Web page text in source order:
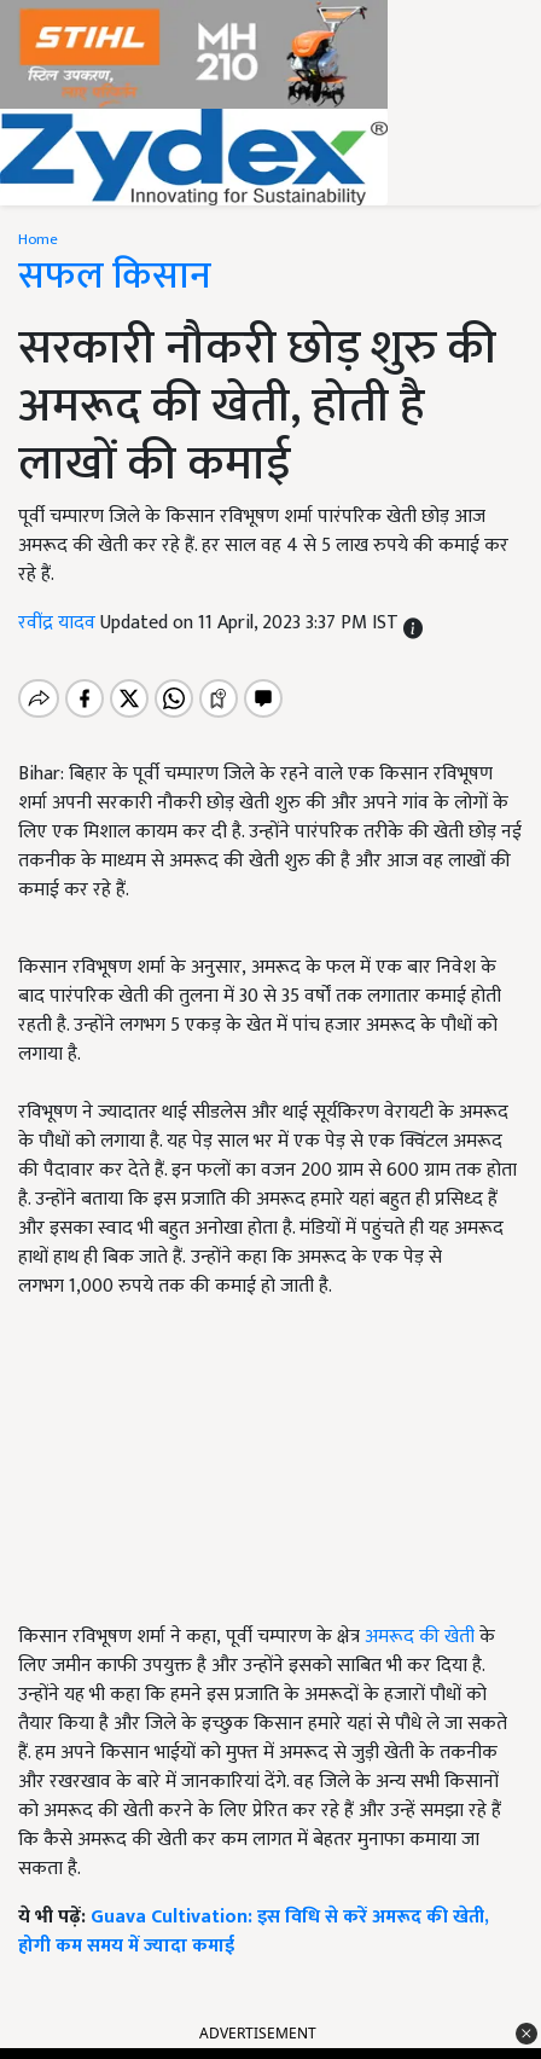
Home
सफल किसान
सरकारी नौकरी छोड़ शुरु की
अमरूद की खेती, होती है
लाखों की कमाई
पूर्वी चम्पारण जिले के किसान रविभूषण शर्मा पारंपरिक खेती छोड़ आज
अमरूद की खेती कर रहे हैं. हर साल वह 4 से 5 लाख रुपये की कमाई कर
रहे हैं.
रवींद्र यादवUpdated on 11 April, 2023 3:37 PM IST
Bihar:बिहार के पूर्वी चम्पारण जिले के रहने वाले एक किसान रविभूषण
शर्मा अपनी सरकारी नौकरी छोड़ खेती शुरु की और अपने गांव के लोगों के
लिए एक मिशाल कायम कर दी है. उन्होंने पारंपरिक तरीके की खेती छोड़ नई
तकनीक के माध्यम से अमरूद की खेती शुरु की है और आज वह लाखों की
कमाई कर रहे हैं.
किसान रविभूषण शर्मा के अनुसार,अमरूद के फल में एक बार निवेश के
बाद पारंपरिक खेती की तुलना में30से35वर्षों तक लगातार कमाई होती
रहती है. उन्होंने लगभग5एकड़ के खेत में पांच हजार अमरूद के पौधों को
लगाया है.
रविभूषण ने ज्यादातर थाई सीडलेस और थाई सूर्यकिरण वेरायटी के अमरूद
के पौधों को लगाया है. यह पेड़ साल भर में एक पेड़ से एक क्विंटल अमरूद
की पैदावार कर देते हैं. इन फलों का वजन200ग्राम से600ग्राम तक होता
है. उन्होंने बताया कि इस प्रजाति की अमरूद हमारे यहां बहुत ही प्रसिध्द हैं
और इसका स्वाद भी बहुत अनोखा होता है. मंडियों में पहुंचते ही यह अमरूद
हाथों हाथ ही बिक जाते हैं.उन्होंने कहा कि अमरूद के एक पेड़ से
लगभग1,000रुपये तक की कमाई हो जाती है.
किसान रविभूषण शर्मा ने कहा,पूर्वी चम्पारण के क्षेत्रअमरूद की खेतीके
लिए जमीन काफी उपयुक्त है और उन्होंने इसको साबित भी कर दिया है.
उन्होंने यह भी कहा कि हमने इस प्रजाति के अमरूदों के हजारों पौधों को
तैयार किया है और जिले के इच्छुक किसान हमारे यहां से पौधे ले जा सकते
हैं. हम अपने किसान भाईयों को मुफ्त में अमरूद से जुड़ी खेती के तकनीक
और रखरखाव के बारे में जानकारियां देंगे. वह जिले के अन्य सभी किसानों
को अमरूद की खेती करने के लिए प्रेरित कर रहे हैं और उन्हें समझा रहे हैं
कि कैसे अमरूद की खेती कर कम लागत में बेहतर मुनाफा कमाया जा
सकता है.
ये भी पढ़ें:Guava Cultivation: इस विधि से करें अमरूद की खेती,
होगी कम समय में ज्यादा कमाई
ADVERTISEMENT